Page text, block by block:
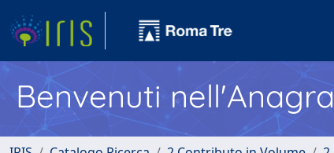
Benvenuti